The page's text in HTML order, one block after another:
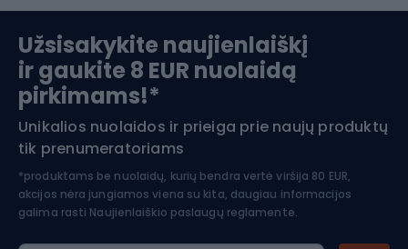
Slidinėjimas
Apranga žiemos sportui
Šiaurietiškas ėjimas
Užsisakykite naujienlaiškį
ir gaukite 8 EUR nuolaidą
pirkimams!*
Unikalios nuolaidos ir prieiga prie naujų produktų
tik prenumeratoriams
*produktams be nuolaidų, kurių bendra vertė viršija 80 EUR,
akcijos nėra jungiamos viena su kita, daugiau informacijos
galima rasti Naujienlaiškio paslaugų reglamente.